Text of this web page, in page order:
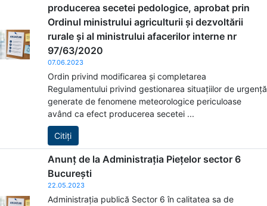
producerea secetei pedologice, aprobat prin
Ordinul ministrului agriculturii și dezvoltării
rurale și al ministrului afacerilor interne nr
97/63/2020
07.06.2023
Ordin privind modificarea și completarea
Regulamentului privind gestionarea situațiilor de urgență
generate de fenomene meteorologice periculoase
având ca efect producerea secetei ...
Citiți
Anunț de la Administrația Piețelor sector 6
București
22.05.2023
Administrația publică Sector 6 în calitatea sa de